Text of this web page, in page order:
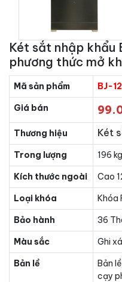
Két sắt nhập khẩu
phương thức mở
Mã sản phẩm BJ-
Giá bán
Thương hiệu Két
Trong lượng
196
Kích thước ngoài
Cao
Loại khóa
Khóa
Bảo hành
36
Màu sắc
Ghi
Bản lề
Bản
cạy